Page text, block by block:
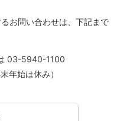
お問い合わせは、下記まで
03-5940-1100
始は休み）